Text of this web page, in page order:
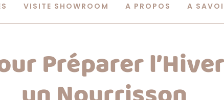
VISITE SHOWROOM A PROPOS A
Préparer